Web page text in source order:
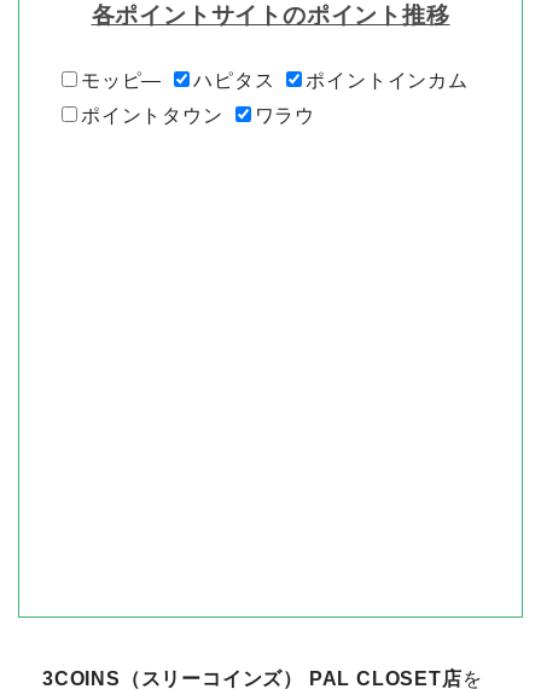
各ポイントサイトのポイント推移
モッピ― ハピタス
ポイントインカム
ポイントタウン
ワラウ
3COINS（スリーコインズ） PAL CLOSET店を